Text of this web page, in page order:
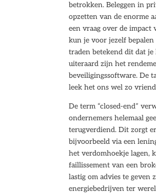
betrokken. Beleggen in
opzetten van de enorme
een vraag over de
kun je voor jezelf
traden betekend dit dat
uiteraard zijn het
beveiligingssoftware. De
leek het ons wel zo
De term “closed-end”
ondernemers helemaal
terugverdiend. Dit zorgt
bijvoorbeeld via een
het verdomhoekje lagen,
faillissement van een
lastig om advies te geven
energiebedrijven ter